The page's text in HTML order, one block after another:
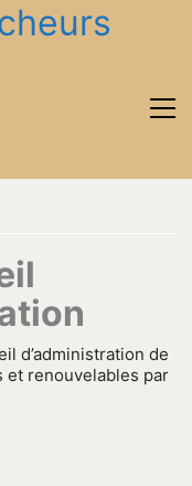
d’administration de
et renouvelables par